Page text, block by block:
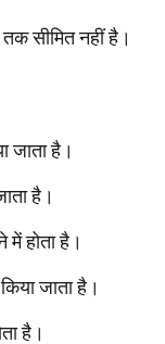
सीमित नहीं है।
जाता है।
है।
में होता है।
जाता है।
है।